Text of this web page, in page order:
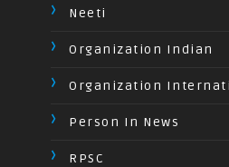
Neeti
Organization Indian
Organization
Person In News
RPSC